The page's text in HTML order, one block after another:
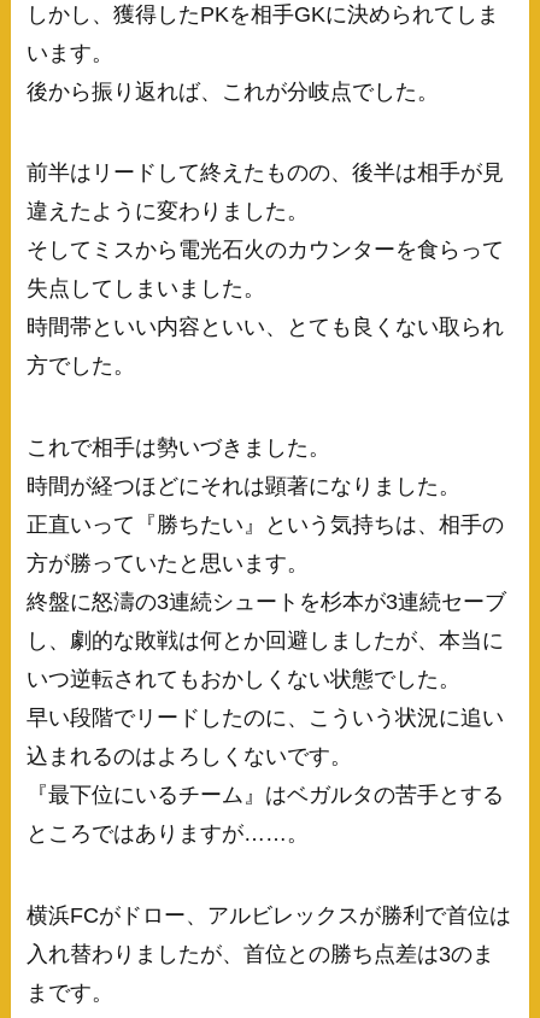
しかし、獲得したPKを相手GKに決められてしま
います。
後から振り返れば、これが分岐点でした。
前半はリードして終えたものの、後半は相手が見
違えたように変わりました。
そしてミスから電光石火のカウンターを食らって
失点してしまいました。
時間帯といい内容といい、とても良くない取られ
方でした。
これで相手は勢いづきました。
時間が経つほどにそれは顕著になりました。
正直いって『勝ちたい』という気持ちは、相手の
方が勝っていたと思います。
終盤に怒濤の3連続シュートを杉本が3連続セーブ
し、劇的な敗戦は何とか回避しましたが、本当に
いつ逆転されてもおかしくない状態でした。
早い段階でリードしたのに、こういう状況に追い
込まれるのはよろしくないです。
『最下位にいるチーム』はベガルタの苦手とする
ところではありますが……。
横浜FCがドロー、アルビレックスが勝利で首位は
入れ替わりましたが、首位との勝ち点差は3のま
まです。